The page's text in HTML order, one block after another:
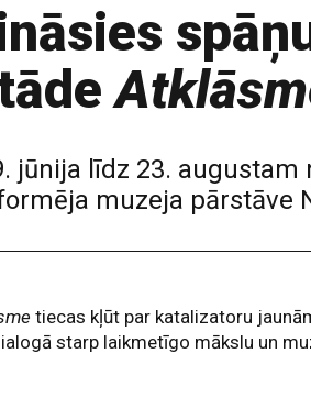
jūnija līdz 23.
muzeja pārstāve
tiecas kļūt par katalizatoru
starp laikmetīgo mākslu un